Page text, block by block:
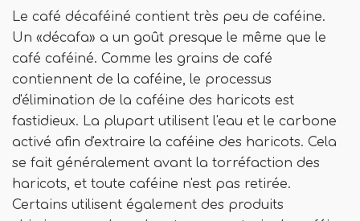
Le café décaféiné contient très peu de caféine.
Un «décafa» a un goût presque le même que le
café caféiné. Comme les grains de café
contiennent de la caféine, le processus
d'élimination de la caféine des haricots est
fastidieux. La plupart utilisent l'eau et le carbone
activé afin d'extraire la caféine des haricots. Cela
se fait généralement avant la torréfaction des
haricots, et toute caféine n'est pas retirée.
Certains utilisent également des produits